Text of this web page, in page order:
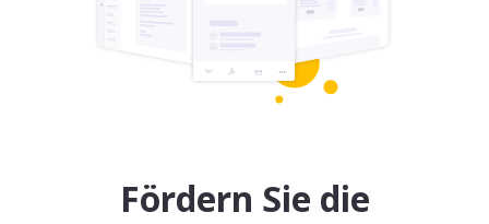
Fördern Sie die